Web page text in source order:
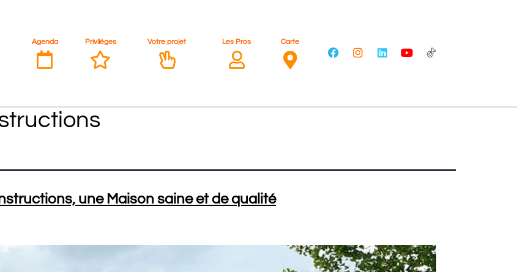
Agenda Privilèges Votre projet Les Pros Carte
une Maison saine et de qualité